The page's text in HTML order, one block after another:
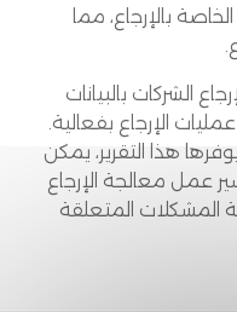
بالإرجاع، مما
الشركات بالبيانات
الإرجاع بفعالية.
هذا التقرير، يمكن
عمل معالجة الإرجاع
المشكلات المتعلقة